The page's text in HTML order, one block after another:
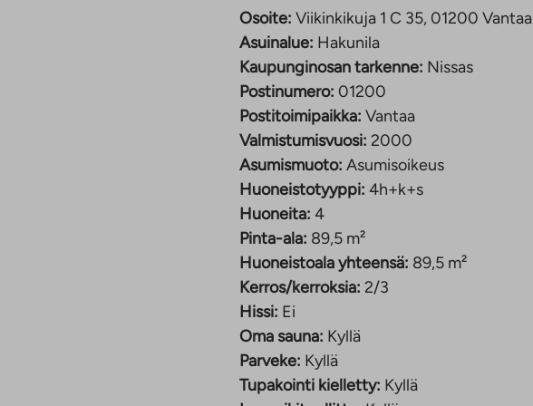
Osoite: Viikinkikuja 1 C 35, 01200 Vantaa
Asuinalue: Hakunila
Kaupunginosan tarkenne: Nissas
Postinumero: 01200
Postitoimipaikka: Vantaa
Valmistumisvuosi: 2000
Asumismuoto: Asumisoikeus
Huoneistotyyppi: 4h+k+s
Huoneita: 4
Pinta-ala: 89,5 m²
Huoneistoala yhteensä: 89,5 m²
Kerros/kerroksia: 2/3
Hissi: Ei
Oma sauna: Kyllä
Parveke: Kyllä
Tupakointi kielletty: Kyllä